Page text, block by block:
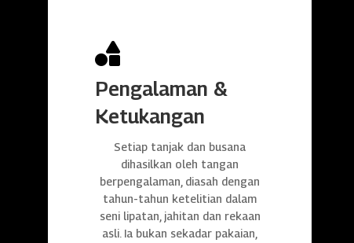

Pengalaman &
Ketukangan
Setiap tanjak dan busana
dihasilkan oleh tangan
berpengalaman, diasah dengan
tahun-tahun ketelitian dalam
seni lipatan, jahitan dan rekaan
asli. Ia bukan sekadar pakaian,